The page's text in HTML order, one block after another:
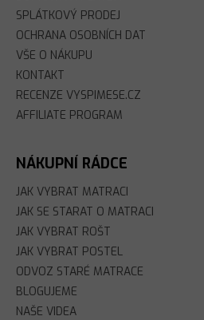
SPLÁTKOVÝ PRODEJ
OCHRANA OSOBNÍCH DAT
VŠE O NÁKUPU
KONTAKT
RECENZE VYSPIMESE.CZ
AFFILIATE PROGRAM
NÁKUPNÍ RÁDCE
JAK VYBRAT MATRACI
JAK SE STARAT O MATRACI
JAK VYBRAT ROŠT
JAK VYBRAT POSTEL
ODVOZ STARÉ MATRACE
BLOGUJEME
NAŠE VIDEA